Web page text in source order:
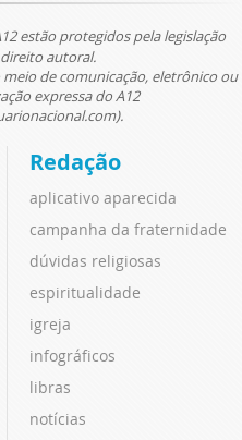
estão protegidos pela legislação
autoral.
de comunicação, eletrônico ou
expressa do A12
Redação
aplicativo aparecida
campanha da fraternidade
dúvidas religiosas
espiritualidade
igreja
infográficos
libras
notícias